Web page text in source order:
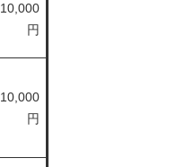
10,000
円
10,000
円